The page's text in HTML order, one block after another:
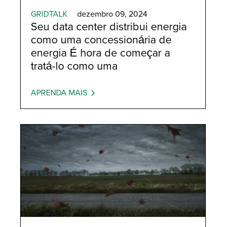
GRIDTALK dezembro 09, 2024
Seu data center distribui energia
como uma concessionária de
energia É hora de começar a
tratá-lo como uma
APRENDA MAIS